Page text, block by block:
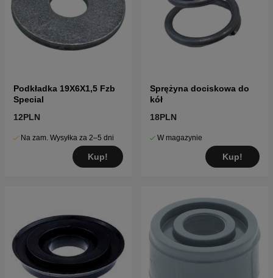
Podkładka 19X6X1,5 Fzb
Special
12PLN
Na zam. Wysyłka za 2–5 dni
Kup!
Sprężyna dociskowa do
kół
18PLN
W magazynie
Kup!